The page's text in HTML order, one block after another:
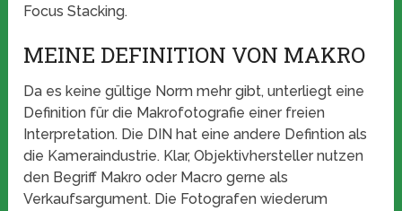
Focus Stacking.
MEINE DEFINITION VON MAKRO
Da es keine gültige Norm mehr gibt, unterliegt eine
Definition für die Makrofotografie einer freien
Interpretation. Die DIN hat eine andere Defintion als
die Kameraindustrie. Klar, Objektivhersteller nutzen
den Begriff Makro oder Macro gerne als
Verkaufsargument. Die Fotografen wiederum